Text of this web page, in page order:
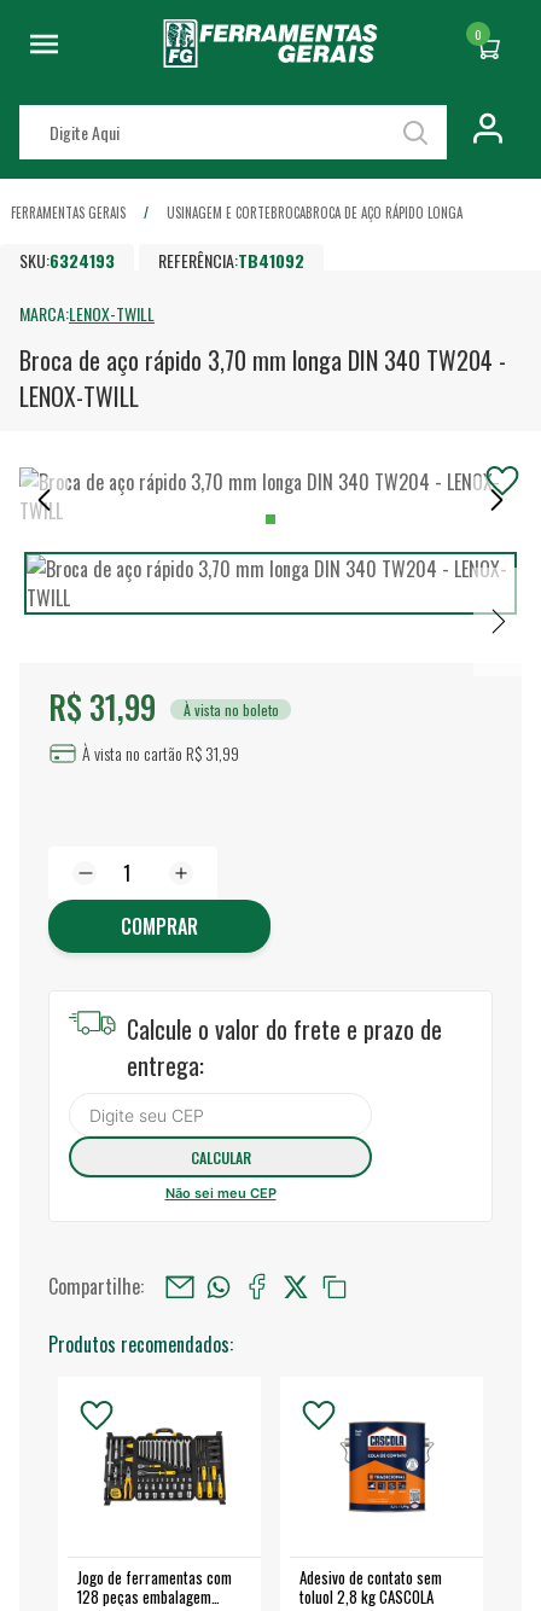
0
FERRAMENTAS GERAIS USINAGEM E CORTEBROCABROCA DE AÇO RÁPIDO LONGA
SKU:6324193 REFERÊNCIA:TB41092
MARCA:LENOX-TWILL
Broca de aço rápido 3,70 mm longa DIN 340 TW204 -
LENOX-TWILL
R$ 31,99 À vista no boleto
À vista no cartão R$ 31,99
COMPRAR
Calcule o valor do frete e prazo de
entrega:
Não sei meu CEP
Compartilhe:
Produtos recomendados:
Jogo de ferramentas com
128 peças embalagem
Adesivo de contato sem
toluol 2,8 kg CASCOLA